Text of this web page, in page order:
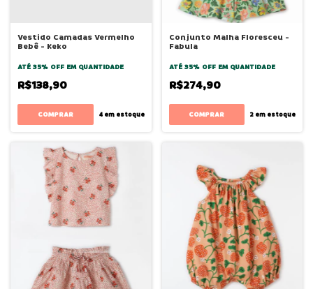
Vestido Camadas Vermelho
Bebê - Keko
ATÉ 35% OFF EM QUANTIDADE
R$138,90
COMPRAR 4em estoque
Conjunto Malha Floresceu -
Fabula
ATÉ 35% OFF EM QUANTIDADE
R$274,90
COMPRAR 2 em estoque